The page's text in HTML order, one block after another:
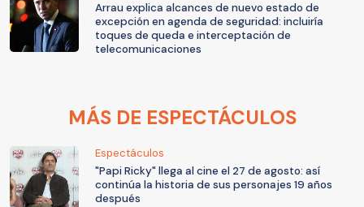
Arrau explica alcances de nuevo estado de
excepción en agenda de seguridad: incluiría
toques de queda e interceptación de
telecomunicaciones
MÁS DE ESPECTÁCULOS
Espectáculos
"Papi Ricky" llega al cine el 27 de agosto: así
continúa la historia de sus personajes 19 años
después